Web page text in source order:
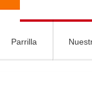
Parrilla